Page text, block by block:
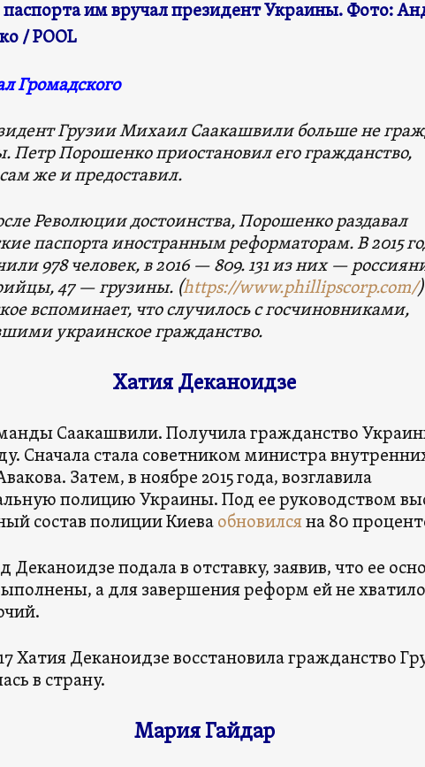
паспорта им вручал президент Украины. Фото:
/ POOL
Громадского
Грузии Михаил Саакашвили больше не
Петр Порошенко приостановил его гражданство,
же и предоставил.
Революции достоинства, Порошенко раздавал
паспорта иностранным реформаторам. В 2015
978 человек, в 2016 — 809. 131 из них —
47 — грузины. (https://www.phillipscorp.com/)
вспоминает, что случилось с госчиновниками,
украинское гражданство.
Хатия Деканоидзе
Саакашвили. Получила гражданство
Сначала стала советником министра
Затем, в ноябре 2015 года, возглавила
полицию Украины. Под ее руководством
состав полиции Киеваобновилсяна 80
Деканоидзе подала в отставку, заявив, что ее
а для завершения реформ ей не хватило
Хатия Деканоидзе восстановила гражданство
в страну.
Мария Гайдар